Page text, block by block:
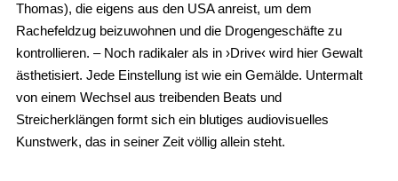
Thomas), die eigens aus den USA anreist, um dem
Rachefeldzug beizuwohnen und die Drogengeschäfte zu
kontrollieren. – Noch radikaler als in ›Drive‹ wird hier Gewalt
ästhetisiert. Jede Einstellung ist wie ein Gemälde. Untermalt
von einem Wechsel aus treibenden Beats und
Streicherklängen formt sich ein blutiges audiovisuelles
Kunstwerk, das in seiner Zeit völlig allein steht.